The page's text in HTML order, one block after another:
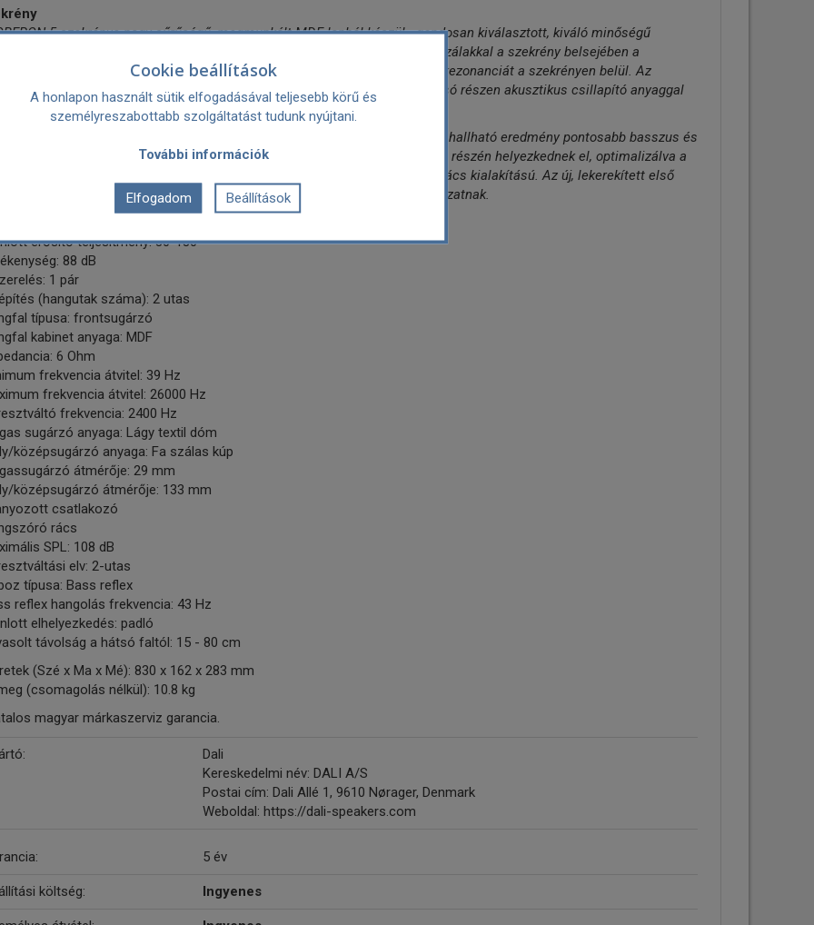
5 szekrénye nagy sűrűségű, megmunkált MDF lapból készül - gondosan kiválasztott, kiváló minőségű
Az OBERON 5 szekrény nagyon merev konstrukciót használ, szilárd szálakkal a szekrény belsejében a
Ez hozzájárul a merevséghez, és gyakorlatilag megszünteti a rezonanciát a szekrényen belül. Az
optimalizálása érdekében a hangszórók az oldalakon belül, felső és alsó részen akusztikus csillapító anyaggal
felszerelve.
kapcsolatot teremt a mélysugárzó és a basszus port között. A hallható eredmény pontosabb basszus és
„támadás” a középtartományban. A basszusportok az OBERON 5 hátsó részén helyezkednek el, optimalizálva a
integrálást. Az OBERON termékcsaláddal a DALI teljesen új elülső rács kialakítású. Az új, lekerekített első
könnyebb és modernebb vizuális megjelenést kölcsönöz a hangszóró sorozatnak.
erősítő teljesítmény: 30-180
88 dB
1 pár
(hangutak száma): 2 utas
típusa: frontsugárzó
kabinet anyaga: MDF
6 Ohm
frekvencia átvitel: 39 Hz
frekvencia átvitel: 26000 Hz
frekvencia: 2400 Hz
sugárzó anyaga: Lágy textil dóm
középsugárzó anyaga: Fa szálas kúp
átmérője: 29 mm
középsugárzó átmérője: 133 mm
csatlakozó
rács
SPL: 108 dB
elv: 2-utas
típusa: Bass reflex
reflex hangolás frekvencia: 43 Hz
elhelyezkedés: padló
távolság a hátsó faltól: 15 - 80 cm
(Szé x Ma x Mé): 830 x 162 x 283 mm
(csomagolás nélkül): 10.8 kg
magyar márkaszerviz garancia.
Dali
Kereskedelmi név: DALI A/S
Postai cím: Dali Allé 1, 9610 Nørager, Denmark
Weboldal: https://dali-speakers.com
5 év
költség: Ingyenes
Cookie beállítások
A honlapon használt sütik elfogadásával teljesebb körű és
személyreszabottabb szolgáltatást tudunk nyújtani.
További információk
Elfogadom Beállítások